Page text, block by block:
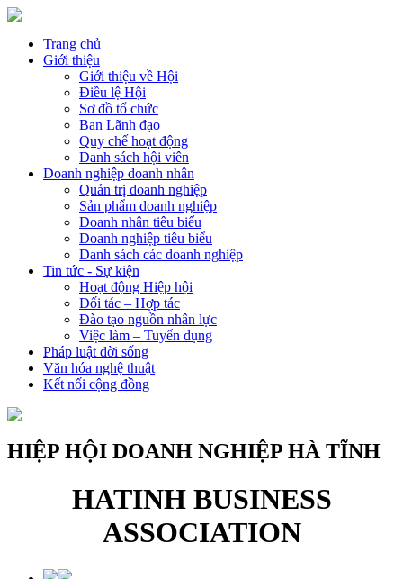
Trang chủ
Giới thiệu
Giới thiệu về Hội
Điều lệ Hội
Sơ đồ tổ chức
Ban Lãnh đạo
Quy chế hoạt động
Danh sách hội viên
Doanh nghiệp doanh nhân
Quản trị doanh nghiệp
Sản phẩm doanh nghiệp
Doanh nhân tiêu biểu
Doanh nghiệp tiêu biểu
Danh sách các doanh nghiệp
Tin tức - Sự kiện
Hoạt động Hiệp hội
Đối tác – Hợp tác
Đào tạo nguồn nhân lực
Việc làm – Tuyển dụng
Pháp luật đời sống
Văn hóa nghệ thuật
Kết nối cộng đồng
HIỆP HỘI DOANH NGHIỆP HÀ TĨNH
HATINH BUSINESS
ASSOCIATION